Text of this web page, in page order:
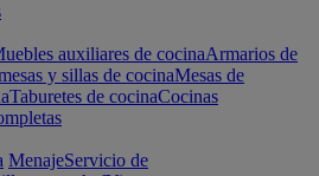
auxiliares de cocinaArmarios de
y sillas de cocinaMesas de
Taburetes de cocinaCocinas
MenajeServicio de